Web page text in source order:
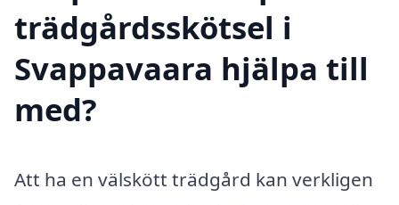
trädgårdsskötsel i
Svappavaara hjälpa till
med?
Att ha en välskött trädgård kan verkligen